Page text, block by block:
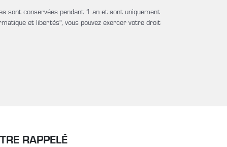
sont conservées pendant 1 an et sont uniquement
et libertés", vous pouvez exercer votre droit
RAPPELÉ